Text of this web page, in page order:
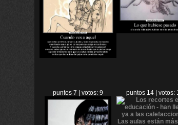
puntos 7 | votos: 9 puntos 14 | votos: